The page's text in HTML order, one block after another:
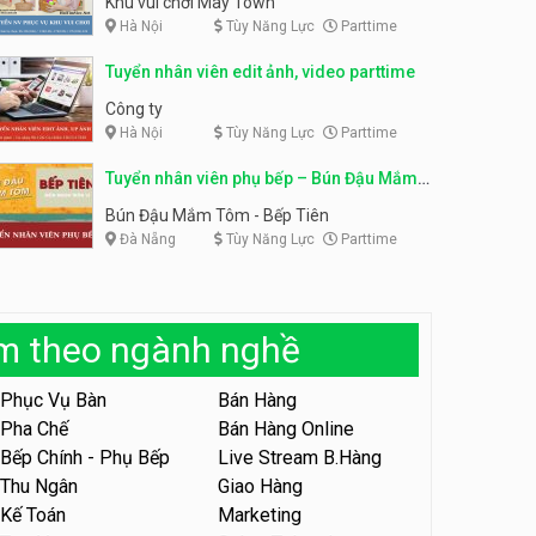
bàn parttime
Tuyển nhân viên tư vấn bán
Shop mỹ phẩm
Tuyển nhân viên bán hàng,
KIBO KIDS
Tuyển nhân viên edit ảnh,
Tuyển nhân viên tiếp thực,
phục vụ bàn
Nhà hàng Phủi Quán
Tuyển nhân viên phục vụ ca
tối – quán kem dừa
Quán kem dừa
Hà Nội Tùy Năng Lực Parttime
Tuyển nhân viên edit ảnh, video parttime
Công ty
Hà Nội Tùy Năng Lực Parttime
Tuyển nhân viên phụ bếp – Bún Đậu Mắm
Tôm – Bếp Tiên
Bún Đậu Mắm Tôm - Bếp Tiên
Đà Nẵng Tùy Năng Lực Parttime
theo ngành nghề
Phục Vụ Bàn
Bán Hàng
Pha Chế
Bán Hàng Online
Bếp Chính - Phụ Bếp
Live Stream B.Hàng
Thu Ngân
Giao Hàng
Kế Toán
Marketing